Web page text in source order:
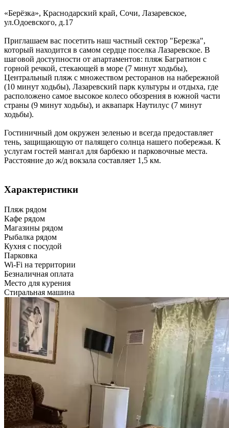
«Берёзка», Краснодарский край, Сочи, Лазаревское,
ул.Одоевского, д.17
Приглашаем вас посетить наш частный сектор "Березка",
который находится в самом сердце поселка Лазаревское. В
шаговой доступности от апартаментов: пляж Багратион с
горной речкой, стекающей в море (7 минут ходьбы),
Центральный пляж с множеством ресторанов на набережной
(10 минут ходьбы), Лазаревский парк культуры и отдыха, где
расположено самое высокое колесо обозрения в южной части
страны (9 минут ходьбы), и аквапарк Наутилус (7 минут
ходьбы).
Гостиничный дом окружен зеленью и всегда предоставляет
тень, защищающую от палящего солнца нашего побережья. К
услугам гостей мангал для барбекю и парковочные места.
Расстояние до ж/д вокзала составляет 1,5 км.
Характеристики
Пляж рядом
Кафе рядом
Магазины рядом
Рыбалка рядом
Кухня с посудой
Парковка
Wi-Fi на территории
Безналичная оплата
Место для курения
Стиральная машина